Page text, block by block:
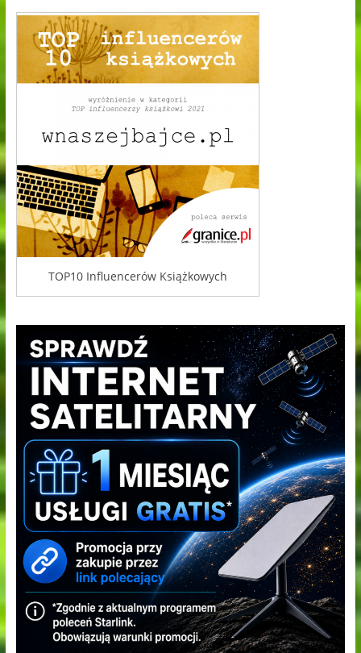
TOP10 Influencerów Książkowych